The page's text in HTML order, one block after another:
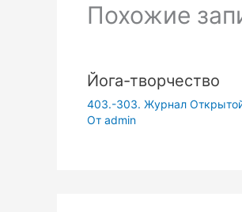
Похожие
Йога-творчество
403.-303. Журнал
От admin